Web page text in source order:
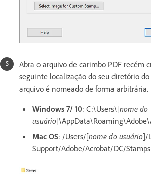
Abra o arquivo de carimbo PDF recém
seguinte localização do seu diretório
arquivo é nomeado de forma arbitrária.
Windows 7/ 10: C:\Users\[nome do
usuário
Mac OS: /Users/[nome do usuário]/
Support/Adobe/Acrobat/DC/Stamps